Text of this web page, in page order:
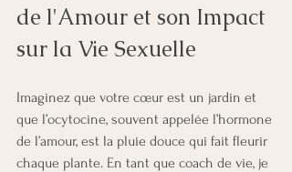
de l'Amour et son Impact
sur la Vie Sexuelle
Imaginez que votre cœur est un jardin et
que l’ocytocine, souvent appelée l’hormone
de l’amour, est la pluie douce qui fait fleurir
chaque plante. En tant que coach de vie, je